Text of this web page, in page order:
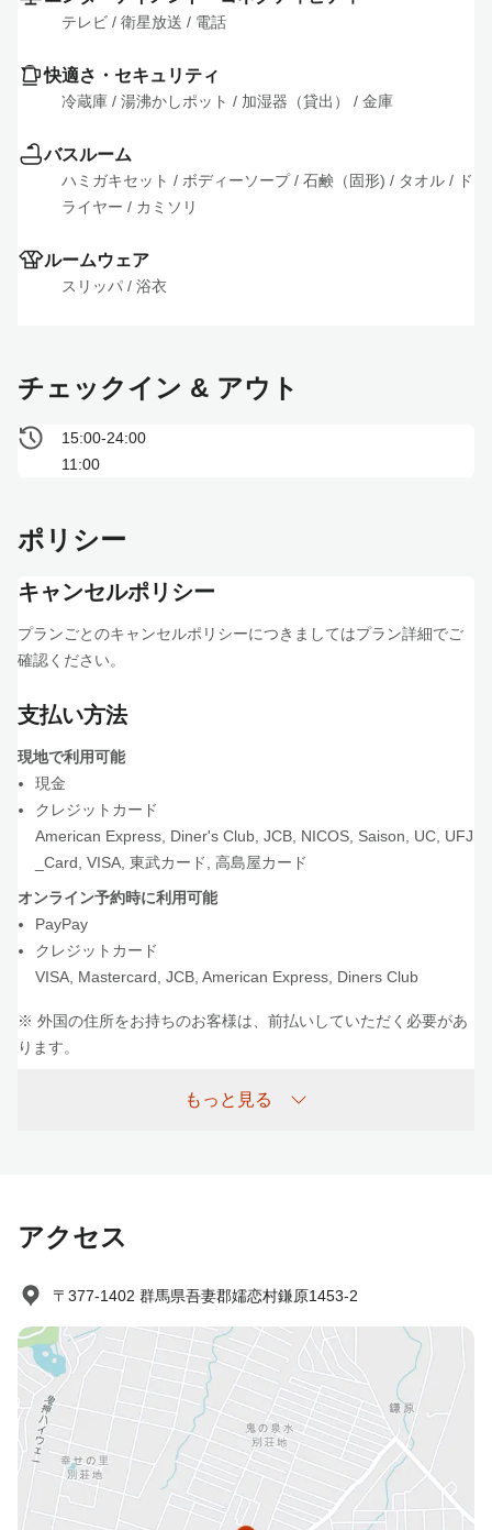
テレビ / 衛星放送 / 電話
快適さ・セキュリティ
冷蔵庫 / 湯沸かしポット / 加湿器（貸出） / 金庫
バスルーム
ハミガキセット / ボディーソープ / 石鹸（固形) / タオル / ド
ライヤー / カミソリ
ルームウェア
スリッパ / 浴衣
チェックイン & アウト
15:00-24:00
11:00
ポリシー
キャンセルポリシー
プランごとのキャンセルポリシーにつきましてはプラン詳細でご
確認ください。
支払い方法
現地で利用可能
現金
クレジットカード
American Express Diner's Club JCB NICOS Saison UC UFJ
_Card VISA 東武カード
高島屋カード
オンライン予約時に利用可能
PayPay
クレジットカード
VISA Mastercard JCB American Express Diners Club
※ 外国の住所をお持ちのお客様は、前払いしていただく必要があ
ります。
4歳以上小学生未満を幼児としております。お食事条件は大人と同
じ条件でお選びください。
場合）
軽井沢駅からの無料送迎バスをご希望の場合は事前にご連絡くだ
さい。※軽井沢駅発10:40， 14:30， 16:40
禁煙のご希望があればお知らせ下さい。※室数に限りがあります
ので、ご用意が出来ない場合は消臭対応とさせていただきます。
プールはメンテナンス期間中のご利用ができません※10月04日
(月) ～ 07日(木)
チェックインが１９：００を越える場合はご連絡ください。
食物アレルギーをお持ちの方へ・お名前・原因食品名、症状、※
もっと見る
アクセス
〒377-1402 群馬県吾妻郡嬬恋村鎌原1453-2